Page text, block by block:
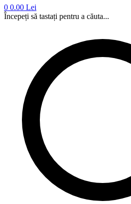
0 0.00 Lei
Începeți să tastați pentru a căuta...